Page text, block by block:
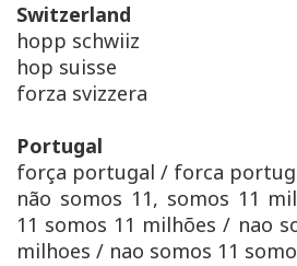
Switzerland
hopp schwiiz
hop suisse
forza svizzera
Portugal
força portugal / forca
não somos 11, somos 11
11 somos 11 milhões / nao
milhoes / nao somos 11